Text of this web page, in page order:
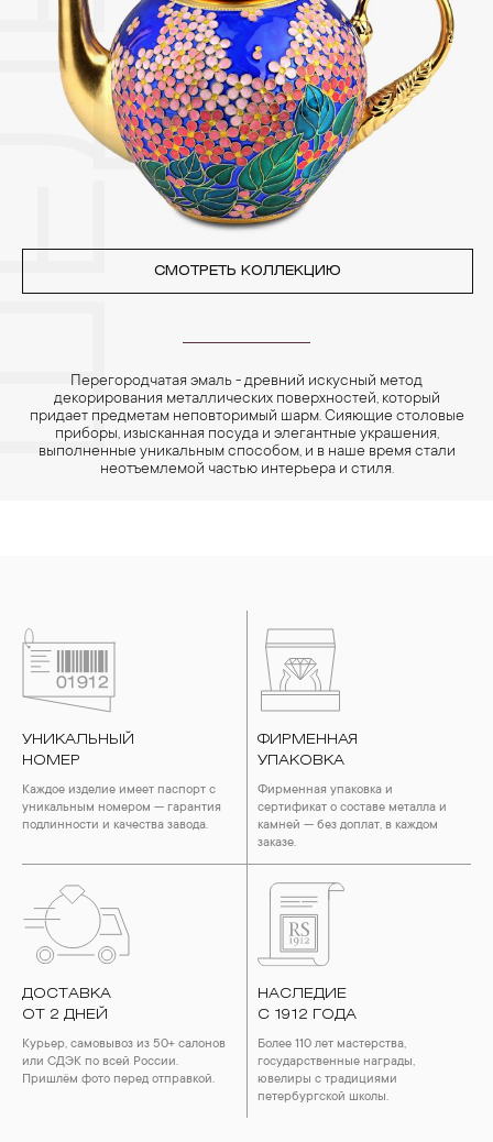
позолоченные изделия. Также высокую влажность плохо
переносят жемчуг, бирюза, малахит и янтарь.
4. Специалисты обычно рекомендуют чистить украшения не
реже одного раза в месяц, а также регулярно протирать их
фланелевой или замшевой салфеткой.
СМОТРЕТЬ КОЛЛЕКЦИЮ
Перегородчатая эмаль - древний искусный метод
декорирования металлических поверхностей, который
придает предметам неповторимый шарм. Сияющие столовые
приборы, изысканная посуда и элегантные украшения,
выполненные уникальным способом, и в наше время стали
неотъемлемой частью интерьера и стиля.
УНИКАЛЬНЫЙ
НОМЕР
Каждое изделие имеет паспорт с
уникальным номером — гарантия
подлинности и качества завода.
ФИРМЕННАЯ
УПАКОВКА
Фирменная упаковка и
сертификат о составе металла и
камней — без доплат, в каждом
заказе.
ДОСТАВКА
ОТ 2 ДНЕЙ
Курьер, самовывоз из 50+ салонов
или СДЭК по всей России.
Пришлём фото перед отправкой.
НАСЛЕДИЕ
С 1912 ГОДА
Более 110 лет мастерства,
государственные награды,
ювелиры с традициями
петербургской школы.